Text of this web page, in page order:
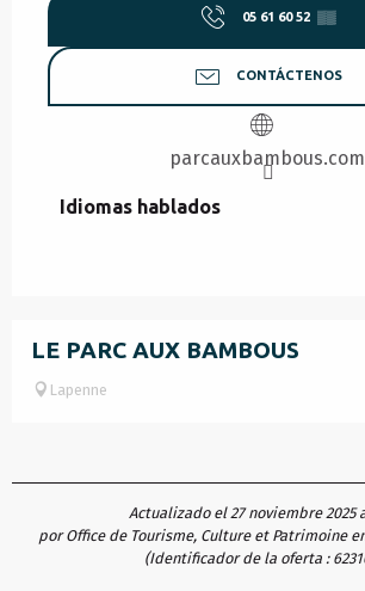
05 61 60 52 ▒▒
CONTÁCTENOS
parcauxbambous.com
Idiomas hablados
Idiomas hablados
LE PARC AUX BAMBOUS
Lapenne
Actualizado el 27 noviembre 2025
por Office de Tourisme, Culture et Patrimoine
(Identificador de la oferta :